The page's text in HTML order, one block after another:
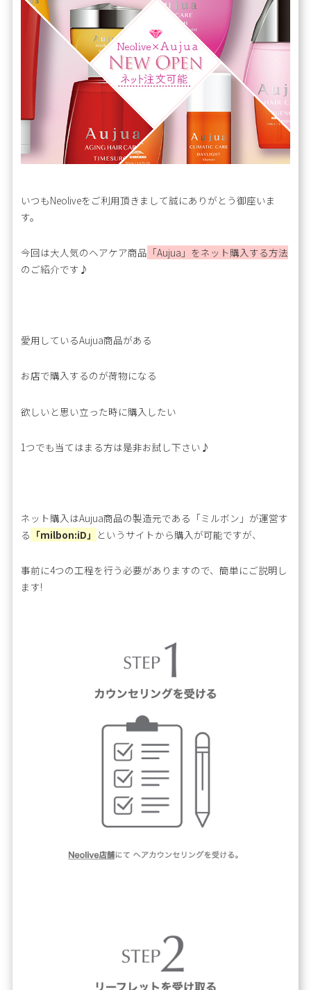
いつもNeoliveをご利用頂きまして誠にありがとう御座いま
す。
今回は大人気のヘアケア商品 「Aujua」をネット購入する方法
のご紹介です♪
愛用しているAujua商品がある
お店で購入するのが荷物になる
欲しいと思い立った時に購入したい
1つでも当てはまる方は是非お試し下さい♪
ネット購入はAujua商品の製造元である「ミルボン」が運営す
る 「milbon:iD」 というサイトから購入が可能ですが、
事前に4つの工程を行う必要がありますので、簡単にご説明し
ます!